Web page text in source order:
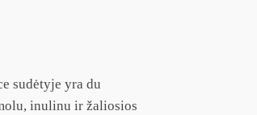
sudėtyje yra du
inulinu ir žaliosios